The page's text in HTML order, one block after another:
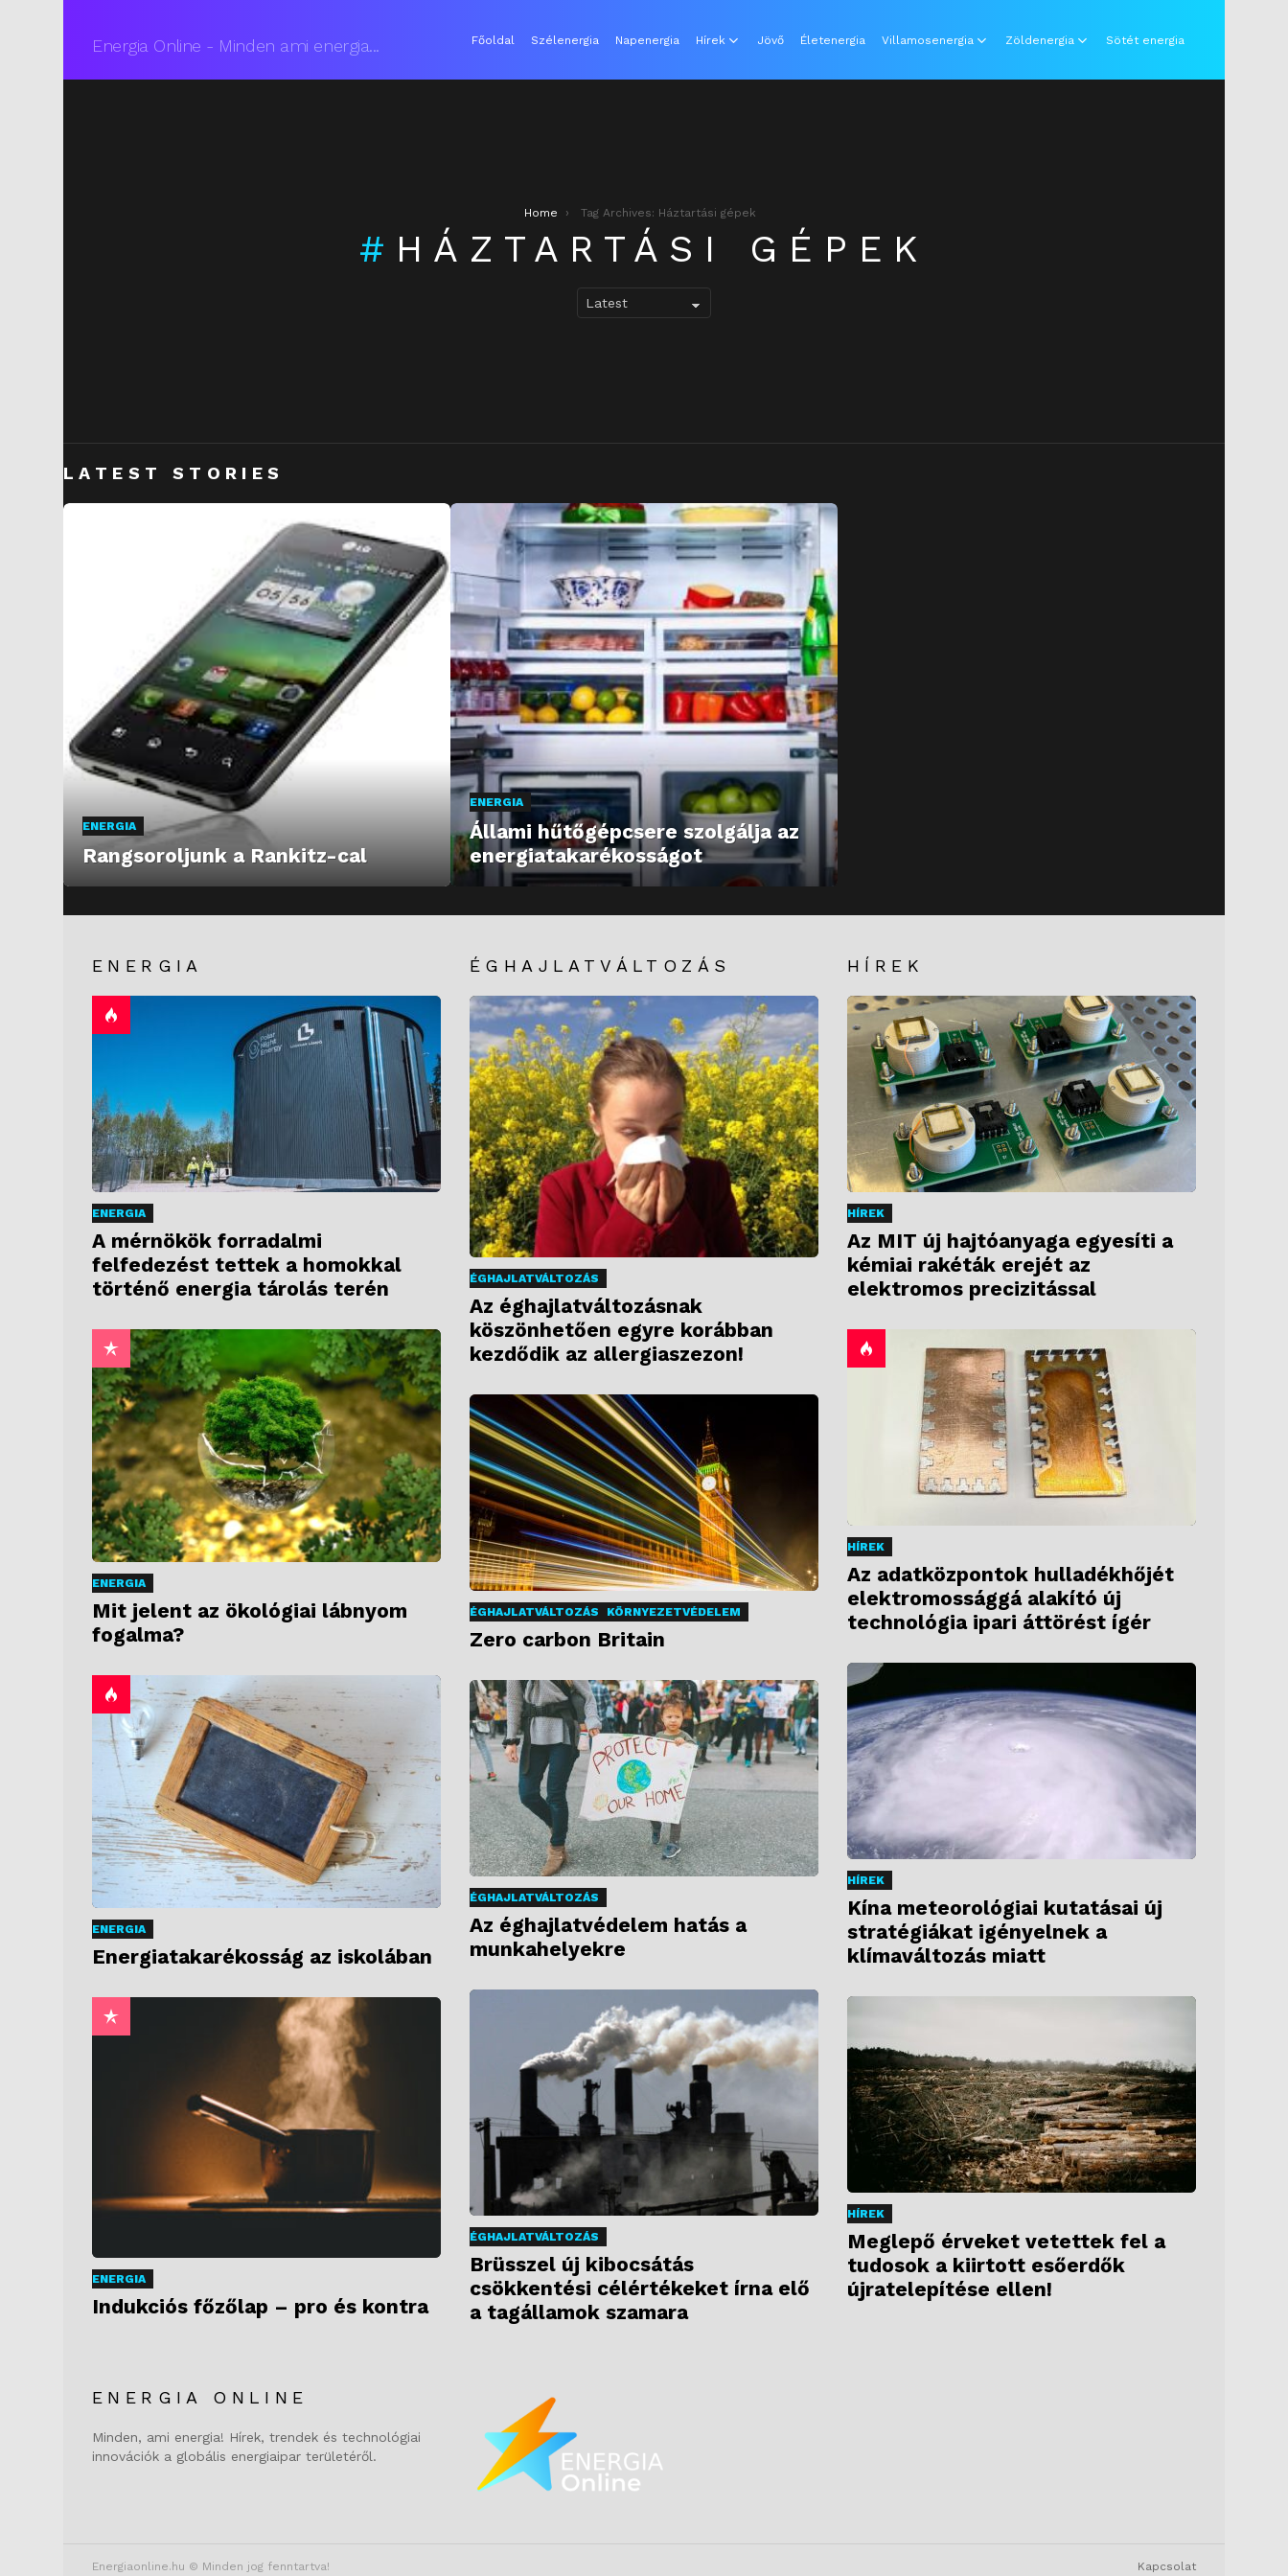
Energia Online - Minden ami energia... Főoldal Szélenergia Napenergia Hírek Jövő Életenergia Villamosenergia Zöldenergia Sötét energia
Home Tag Archives: Háztartási gépek
HÁZTARTÁSI GÉPEK
LATEST STORIES
ENERGIA
Rangsoroljunk a Rankitz-cal
ENERGIA
Állami hűtőgépcsere szolgálja az
energiatakarékosságot
ENERGIA
ENERGIA
A mérnökök forradalmi
felfedezést tettek a homokkal
történő energia tárolás terén
ENERGIA
Mit jelent az ökológiai lábnyom
fogalma?
ENERGIA
Energiatakarékosság az iskolában
ENERGIA
Indukciós főzőlap – pro és kontra
ENERGIA ONLINE
Minden, ami energia! Hírek, trendek és technológiai
innovációk a globális energiaipar területéről.
ÉGHAJLATVÁLTOZÁS
ÉGHAJLATVÁLTOZÁS
Az éghajlatváltozásnak
köszönhetően egyre korábban
kezdődik az allergiaszezon!
ÉGHAJLATVÁLTOZÁS KÖRNYEZETVÉDELEM
Zero carbon Britain
ÉGHAJLATVÁLTOZÁS
Az éghajlatvédelem hatás a
munkahelyekre
ÉGHAJLATVÁLTOZÁS
Brüsszel új kibocsátás
csökkentési célértékeket írna elő
a tagállamok szamara
HÍREK
HÍREK
Az MIT új hajtóanyaga egyesíti a
kémiai rakéták erejét az
elektromos precizitással
HÍREK
Az adatközpontok hulladékhőjét
elektromossággá alakító új
technológia ipari áttörést ígér
HÍREK
Kína meteorológiai kutatásai új
stratégiákat igényelnek a
klímaváltozás miatt
HÍREK
Meglepő érveket vetettek fel a
tudosok a kiirtott esőerdők
újratelepítése ellen!
Energiaonline.hu © Minden jog fenntartva! Kapcsolat